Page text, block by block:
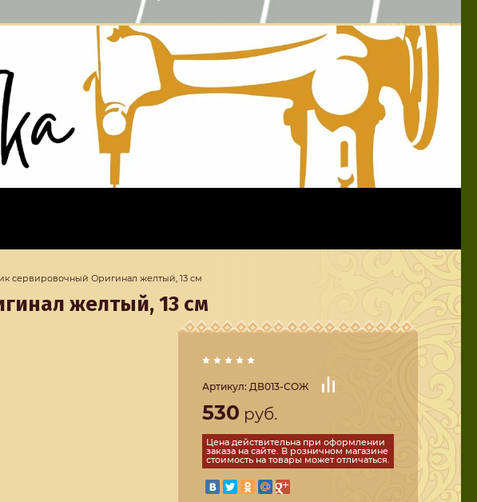
сервировочный Оригинал желтый, 13 см
желтый, 13 см
Артикул: ДВ013-СОЖ
530 руб.
Цена действительна при оформлении
заказа на сайте. В розничном магазине
стоимость на товары может отличаться.